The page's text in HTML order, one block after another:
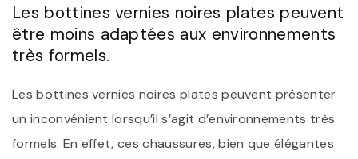
Les bottines vernies noires plates peuvent
être moins adaptées aux environnements
très formels.
Les bottines vernies noires plates peuvent présenter
un inconvénient lorsqu’il s’agit d’environnements très
formels. En effet, ces chaussures, bien que élégantes